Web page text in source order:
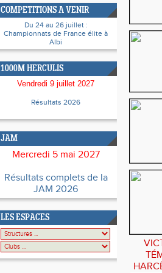
COMPETITIONS A VENIR
Du 24 au 26 juillet :
Championnats de France élite à
Albi
1000M HERCULIS
Vendredi 9 juillet 2027
Résultats 2026
JAM
Mercredi 5 mai 2027
Résultats complets de la
JAM 2026
LES ESPACES